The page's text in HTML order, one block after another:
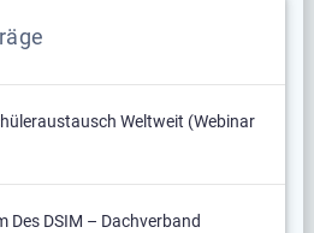
Weltweit (Webinar
Des DSIM – Dachverband